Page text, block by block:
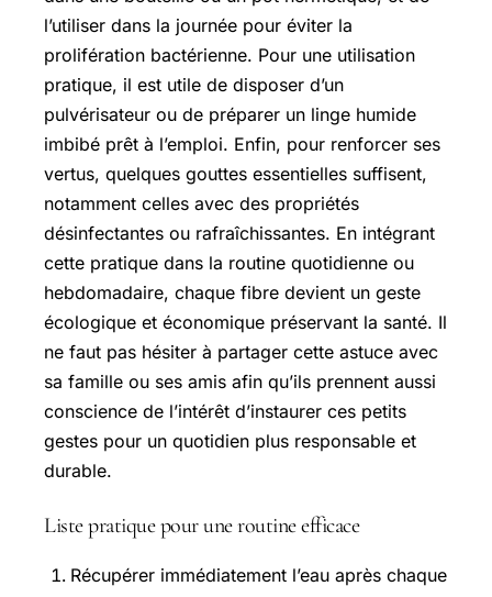
l’utiliser dans la journée pour éviter la
prolifération bactérienne. Pour une utilisation
pratique, il est utile de disposer d’un
pulvérisateur ou de préparer un linge humide
imbibé prêt à l’emploi. Enfin, pour renforcer ses
vertus, quelques gouttes essentielles suffisent,
notamment celles avec des propriétés
désinfectantes ou rafraîchissantes. En intégrant
cette pratique dans la routine quotidienne ou
hebdomadaire, chaque fibre devient un geste
écologique et économique préservant la santé. Il
ne faut pas hésiter à partager cette astuce avec
sa famille ou ses amis afin qu’ils prennent aussi
conscience de l’intérêt d’instaurer ces petits
gestes pour un quotidien plus responsable et
durable.
Liste pratique pour une routine efficace
Récupérer immédiatement l’eau après chaque